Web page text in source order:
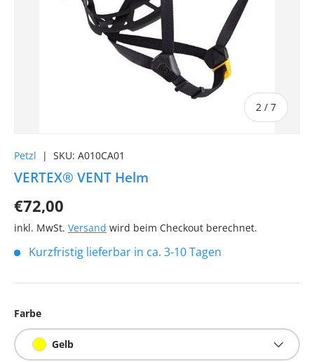
2 / von
7
Petzl | SKU: A010CA01
VERTEX® VENT Helm
€72,00
inkl. MwSt. Versand wird beim Checkout berechnet.
Kurzfristig lieferbar in ca. 3-10 Tagen
Farbe
Gelb